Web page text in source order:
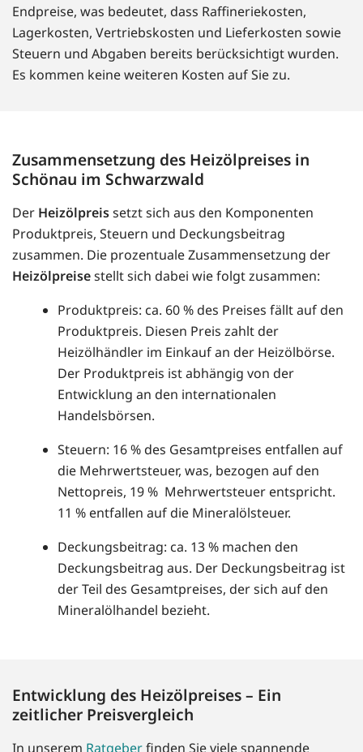
Endpreise, was bedeutet, dass Raffineriekosten,
Lagerkosten, Vertriebskosten und Lieferkosten sowie
Steuern und Abgaben bereits berücksichtigt wurden.
Es kommen keine weiteren Kosten auf Sie zu.
Zusammensetzung des Heizölpreises in
Schönau im Schwarzwald
Der Heizölpreissetzt sich aus den Komponenten
Produktpreis, Steuern und Deckungsbeitrag
zusammen. Die prozentuale Zusammensetzung der
Heizölpreisestellt sich dabei wie folgt zusammen:
Produktpreis: ca. 60 % des Preises fällt auf den
Produktpreis. Diesen Preis zahlt der
Heizölhändler im Einkauf an der Heizölbörse.
Der Produktpreis ist abhängig von der
Entwicklung an den internationalen
Handelsbörsen.
Steuern: 16 % des Gesamtpreises entfallen auf
die Mehrwertsteuer, was, bezogen auf den
Nettopreis, 19 % Mehrwertsteuer entspricht.
11 % entfallen auf die Mineralölsteuer.
Deckungsbeitrag: ca. 13 % machen den
Deckungsbeitrag aus. Der Deckungsbeitrag ist
der Teil des Gesamtpreises, der sich auf den
Mineralölhandel bezieht.
Entwicklung des Heizölpreises – Ein
zeitlicher Preisvergleich
In unserem Ratgeberfinden Sie viele spannende